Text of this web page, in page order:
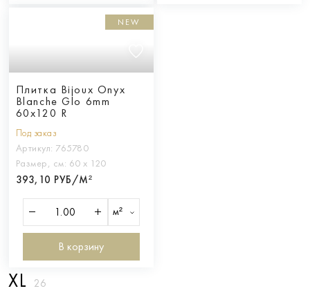
NEW
Плитка Bijoux Onyx
Blanche Glo 6mm
60x120 R
Под заказ
Артикул: 765780
Размер, см: 60 х 120
393,10 РУБ/М²
м²
В корзину
XL 26